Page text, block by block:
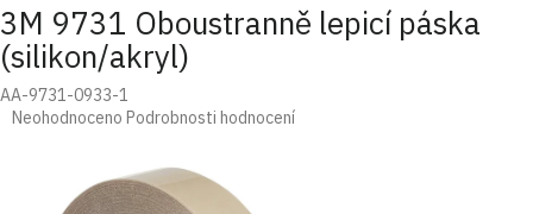
3M 9731 Oboustranně lepicí páska
(silikon/akryl)
AA-9731-0933-1
Průměrné
Neohodnoceno Podrobnosti hodnocení